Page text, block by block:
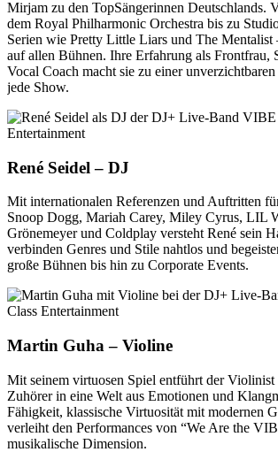
Mirjam zu den TopSängerinnen Deutschlands.
dem Royal Philharmonic Orchestra bis zu
Serien wie Pretty Little Liars und The
auf allen Bühnen. Ihre Erfahrung als Frontfrau,
Vocal Coach macht sie zu einer
jede Show.
René Seidel – DJ
Mit internationalen Referenzen und Auftritten
Snoop Dogg, Mariah Carey, Miley Cyrus, LIL
Grönemeyer und Coldplay versteht René sein
verbinden Genres und Stile nahtlos und
große Bühnen bis hin zu Corporate Events.
Martin Guha – Violine
Mit seinem virtuosen Spiel entführt der
Zuhörer in eine Welt aus Emotionen und
Fähigkeit, klassische Virtuosität mit modernen
verleiht den Performances von “We Are the
musikalische Dimension.